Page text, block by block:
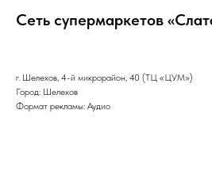
Сеть супермаркетов
г. Шелехов, 4-й микрорайон, 40 (ТЦ «ЦУМ»)
Город: Шелехов
Формат рекламы: Аудио